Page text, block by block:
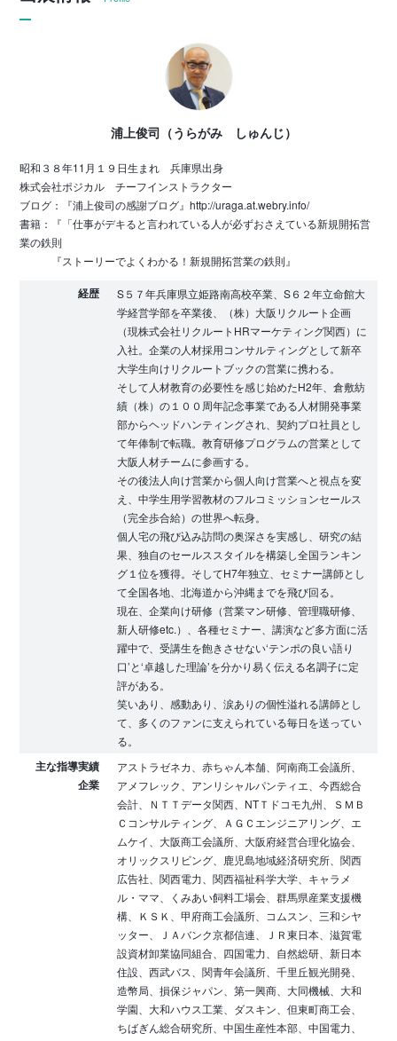
浦上俊司（うらがみ しゅんじ）
昭和３８年11月１９日生まれ 兵庫県出身
株式会社ポジカル チーフインストラクター
ブログ：『浦上俊司の感謝ブログ』http://uraga.at.webry.info/
書籍：『「仕事がデキると言われている人が必ずおさえている新規開拓営
業の鉄則
『ストーリーでよくわかる！新規開拓営業の鉄則』
経歴
S５７年兵庫県立姫路南高校卒業、S６２年立命館大
学経営学部を卒業後、（株）大阪リクルート企画
（現株式会社リクルートHRマーケティング関西）に
入社。企業の人材採用コンサルティングとして新卒
大学生向けリクルートブックの営業に携わる。
そして人材教育の必要性を感じ始めたH2年、倉敷紡
績（株）の１００周年記念事業である人材開発事業
部からヘッドハンティングされ、契約プロ社員とし
て年俸制で転職。教育研修プログラムの営業として
大阪人材チームに参画する。
その後法人向け営業から個人向け営業へと視点を変
え、中学生用学習教材のフルコミッションセールス
（完全歩合給）の世界へ転身。
個人宅の飛び込み訪問の奥深さを実感し、研究の結
果、独自のセールススタイルを構築し全国ランキン
グ１位を獲得。そしてH7年独立、セミナー講師とし
て全国各地、北海道から沖縄までを飛び回る。
現在、企業向け研修（営業マン研修、管理職研修、
新人研修etc.）、各種セミナー、講演など多方面に活
躍中で、受講生を飽きさせない‘テンポの良い語り
口’と‘卓越した理論’を分かり易く伝える名調子に定
評がある。
笑いあり、感動あり、涙ありの個性溢れる講師とし
て、多くのファンに支えられている毎日を送ってい
る。
主な指導実績
企業
アストラゼネカ、赤ちゃん本舗、阿南商工会議所、
アメフレック、アンリシャルパンティエ、今西総合
会計、ＮＴＴデータ関西、NTＴドコモ九州、ＳＭＢ
Ｃコンサルティング、ＡＧＣエンジニアリング、エ
ムケイ、大阪商工会議所、大阪府経営合理化協会、
オリックスリビング、鹿児島地域経済研究所、関西
広告社、関西電力、関西福祉科学大学、キャラメ
ル・ママ、くみあい飼料工場会、群馬県産業支援機
構、ＫＳＫ、甲府商工会議所、コムスン、三和シヤ
ッター、ＪＡバンク京都信連、ＪＲ東日本、滋賀電
設資材卸業協同組合、四国電力、自然総研、新日本
住設、西武バス、関青年会議所、千里丘観光開発、
造幣局、損保ジャパン、第一興商、大同機械、大和
学園、大和ハウス工業、ダスキン、但東町商工会、
ちばぎん総合研究所、中国生産性本部、中国電力、